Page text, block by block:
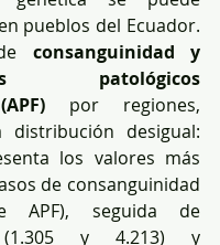
pueblos del Ecuador.
consanguinidad y
patológicos
por regiones,
distribución desigual:
los valores más
de consanguinidad
APF), seguida de
y 4.213) y